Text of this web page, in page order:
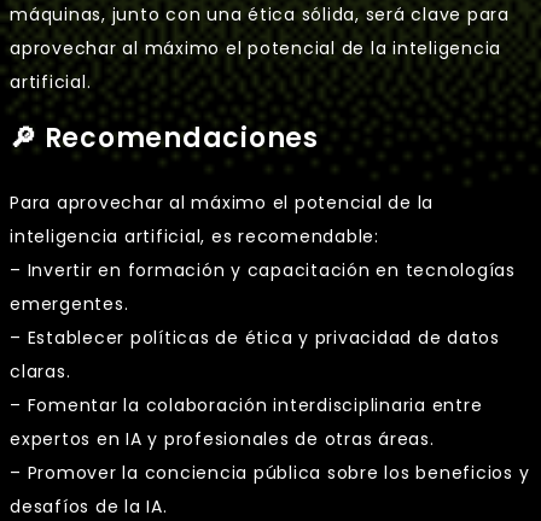
máquinas, junto con una ética sólida, será clave para
aprovechar al máximo el potencial de la inteligencia
artificial.
🔎 Recomendaciones
Para aprovechar al máximo el potencial de la
inteligencia artificial, es recomendable:
– Invertir en formación y capacitación en tecnologías
emergentes.
– Establecer políticas de ética y privacidad de datos
claras.
– Fomentar la colaboración interdisciplinaria entre
expertos en IA y profesionales de otras áreas.
– Promover la conciencia pública sobre los beneficios y
desafíos de la IA.